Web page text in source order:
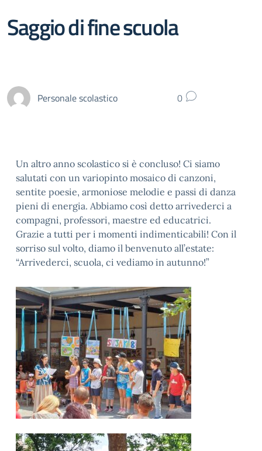
Saggio di fine scuola
Personale scolastico 0
Un altro anno scolastico si è concluso! Ci siamo
salutati con un variopinto mosaico di canzoni,
sentite poesie, armoniose melodie e passi di danza
pieni di energia. Abbiamo così detto arrivederci a
compagni, professori, maestre ed educatrici.
Grazie a tutti per i momenti indimenticabili! Con il
sorriso sul volto, diamo il benvenuto all’estate:
“Arrivederci, scuola, ci vediamo in autunno!”